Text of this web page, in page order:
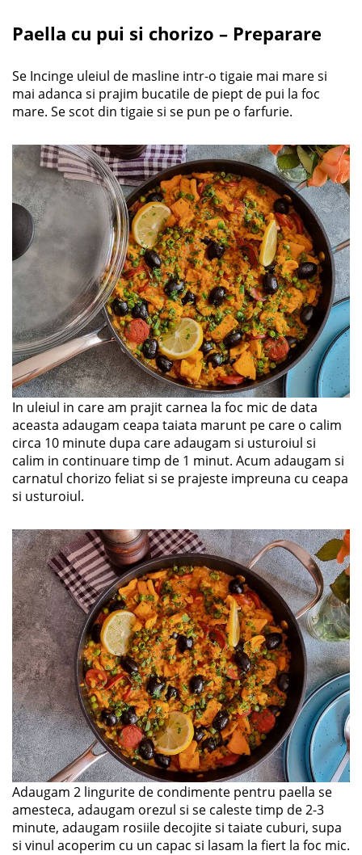
Paella cu pui si chorizo – Preparare
Se Incinge uleiul de masline intr-o tigaie mai mare si
mai adanca si prajim bucatile de piept de pui la foc
mare. Se scot din tigaie si se pun pe o farfurie.
In uleiul in care am prajit carnea la foc mic de data
aceasta adaugam ceapa taiata marunt pe care o calim
circa 10 minute dupa care adaugam si usturoiul si
calim in continuare timp de 1 minut. Acum adaugam si
carnatul chorizo feliat si se prajeste impreuna cu ceapa
si usturoiul.
Adaugam 2 lingurite de condimente pentru paella se
amesteca, adaugam orezul si se caleste timp de 2-3
minute, adaugam rosiile decojite si taiate cuburi, supa
si vinul acoperim cu un capac si lasam la fiert la foc mic.